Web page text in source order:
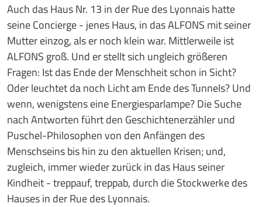
Auch das Haus Nr. 13 in der Rue des Lyonnais hatte
seine Concierge - jenes Haus, in das ALFONS mit seiner
Mutter einzog, als er noch klein war. Mittlerweile ist
ALFONS groß. Und er stellt sich ungleich größeren
Fragen: Ist das Ende der Menschheit schon in Sicht?
Oder leuchtet da noch Licht am Ende des Tunnels? Und
wenn, wenigstens eine Energiesparlampe? Die Suche
nach Antworten führt den Geschichtenerzähler und
Puschel-Philosophen von den Anfängen des
Menschseins bis hin zu den aktuellen Krisen; und,
zugleich, immer wieder zurück in das Haus seiner
Kindheit - treppauf, treppab, durch die Stockwerke des
Hauses in der Rue des Lyonnais.